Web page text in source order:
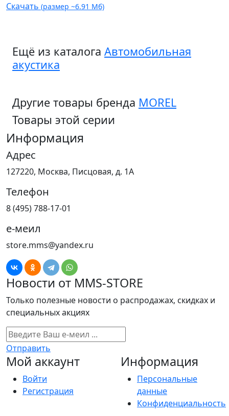
Скачать (размер ~6.91 Мб)
Ещё из каталога Автомобильная
акустика
Другие товары бренда MOREL
Товары этой серии
Информация
Адрес
127220, Москва, Писцовая, д. 1А
Телефон
8 (495) 788-17-01
е-меил
store.mms@yandex.ru
Новости от MMS-STORE
Только полезные новости о распродажах, скидках и
специальных акциях
Отправить
Мой аккаунт
Войти
Регистрация
Информация
Персональные
данные
Конфиденциальность